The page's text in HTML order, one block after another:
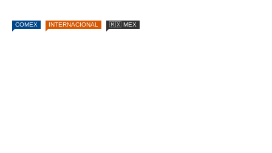
COMEX INTERNACIONAL 🇲🇽 MEX